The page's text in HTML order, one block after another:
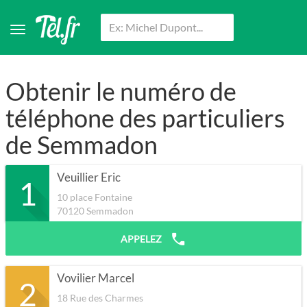
Obtenir le numéro de
téléphone des particuliers
de Semmadon
1 Veuillier Eric
10 place Fontaine
70120Semmadon
APPELEZ
2 Vovilier Marcel
18 Rue des Charmes